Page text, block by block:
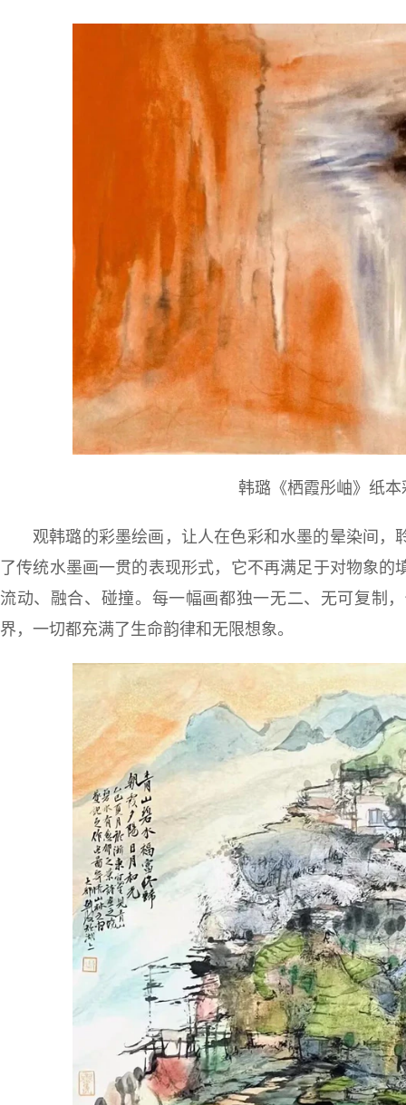
韩璐《栖霞彤岫》纸本
观韩璐的彩墨绘画，让人在色彩和水墨的晕染间
了传统水墨画一贯的表现形式，它不再满足于对物象
流动、融合、碰撞。每一幅画都独一无二、无可复制
界，一切都充满了生命韵律和无限想象。